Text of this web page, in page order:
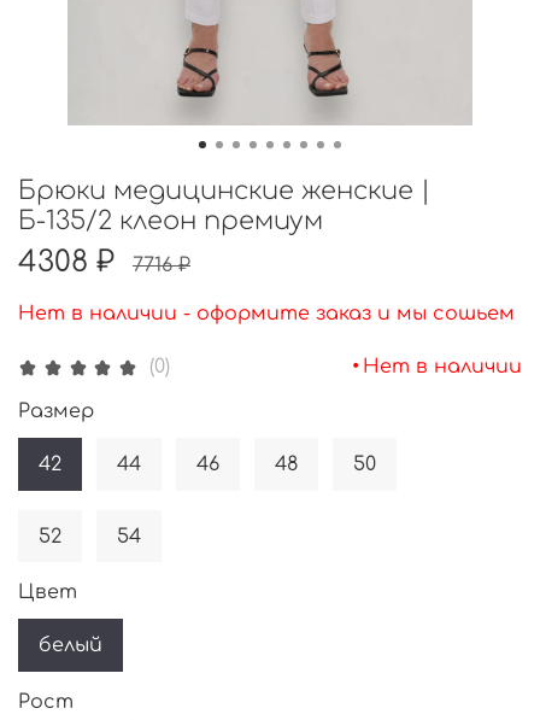
(0) • Нет в наличии
Брюки медицинские женские |
Б-135/2 клеон премиум
4308 ₽ 7716 ₽
Нет в наличии - оформите заказ и мы сошьем
Размер
42 44 46 48 50
52 54
Цвет
белый
Рост